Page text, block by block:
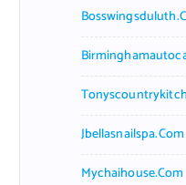
Jbellasnailspa.com
Mychaihouse.com